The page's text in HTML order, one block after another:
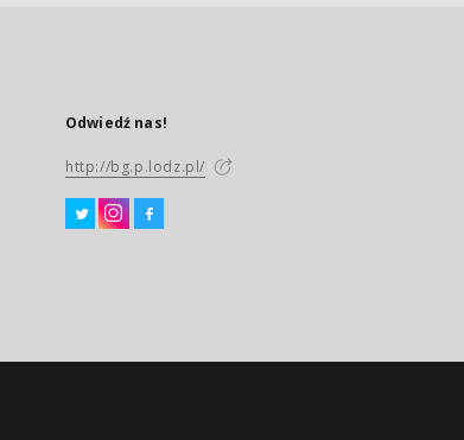
Odwiedź nas!
http://bg.p.lodz.pl/